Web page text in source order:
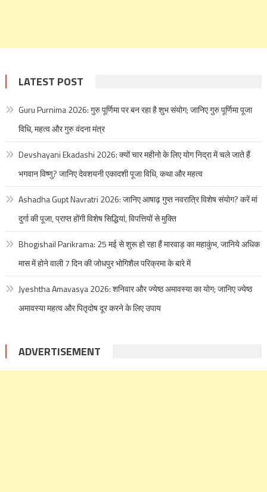
LATEST POST
Guru Purnima 2026: गुरु पूर्णिमा पर बन रहा है शुभ संयोग; जानिए गुरु पूर्णिमा पूजा
विधि, महत्व और गुरु वंदना मंत्र
Devshayani Ekadashi 2026: क्यों चार महीनो के लिए योग निद्रा में चले जाते हैं
भगवान विष्णु? जानिए देवशयनी एकादशी पूजा विधि, कथा और महत्व
Ashadha Gupt Navratri 2026: जानिए आषाढ़ गुप्त नवरात्रि विशेष संयोग? करें मां
दुर्गा की पूजा, प्राप्त होंगी विशेष सिद्धियां, विपत्तियों से मुक्ति
Bhogishail Parikrama: 25 मई से शुरू हो रहा हैं मारवाड़ का महाकुंभ, जानिये अधिक
मास में होने वाली 7 दिन की जोधपुर भोगिशैल परिक्रमा के बारे में
Jyeshtha Amavasya 2026: शनिवार और ज्येष्ठ अमावस्या का योग; जानिए ज्येष्ठ
अमावस्या महत्व और पितृदोष दूर करने के लिए उपाय
ADVERTISEMENT